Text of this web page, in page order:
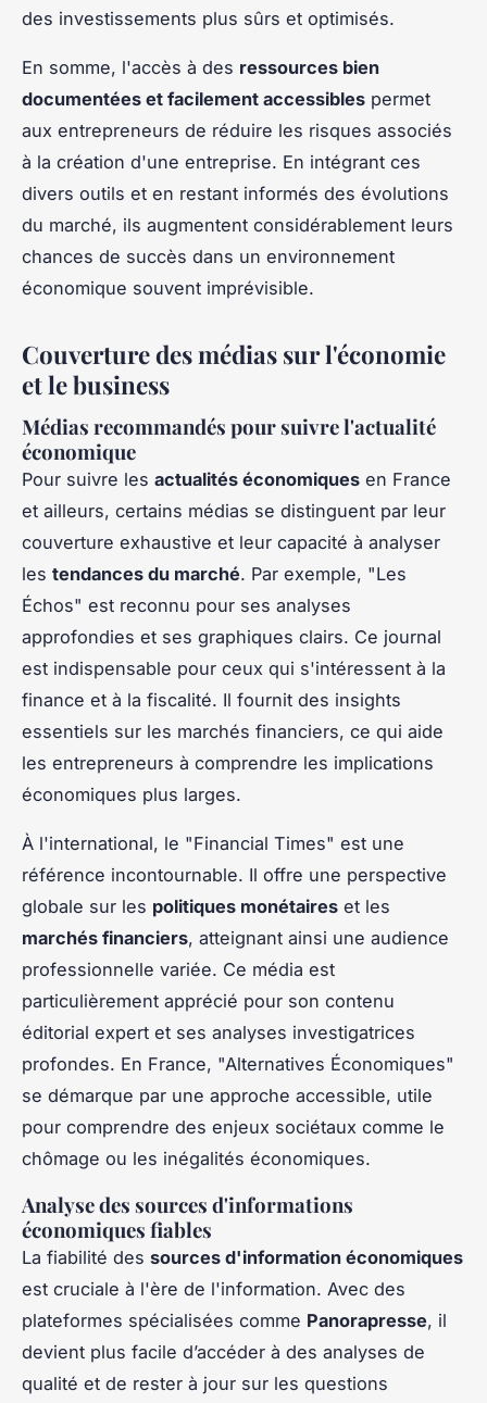
des investissements plus sûrs et optimisés.
En somme, l'accès à des ressources bien
documentées et facilement accessibles permet
aux entrepreneurs de réduire les risques associés
à la création d'une entreprise. En intégrant ces
divers outils et en restant informés des évolutions
du marché, ils augmentent considérablement leurs
chances de succès dans un environnement
économique souvent imprévisible.
Couverture des médias sur l'économie
et le business
Médias recommandés pour suivre l'actualité
économique
Pour suivre les actualités économiques en France
et ailleurs, certains médias se distinguent par leur
couverture exhaustive et leur capacité à analyser
les tendances du marché. Par exemple, "Les
Échos" est reconnu pour ses analyses
approfondies et ses graphiques clairs. Ce journal
est indispensable pour ceux qui s'intéressent à la
finance et à la fiscalité. Il fournit des insights
essentiels sur les marchés financiers, ce qui aide
les entrepreneurs à comprendre les implications
économiques plus larges.
À l'international, le "Financial Times" est une
référence incontournable. Il offre une perspective
globale sur les politiques monétaires et les
marchés financiers, atteignant ainsi une audience
professionnelle variée. Ce média est
particulièrement apprécié pour son contenu
éditorial expert et ses analyses investigatrices
profondes. En France, "Alternatives Économiques"
se démarque par une approche accessible, utile
pour comprendre des enjeux sociétaux comme le
chômage ou les inégalités économiques.
Analyse des sources d'informations
économiques fiables
La fiabilité des sources d'information économiques
est cruciale à l'ère de l'information. Avec des
plateformes spécialisées comme Panorapresse, il
devient plus facile d’accéder à des analyses de
qualité et de rester à jour sur les questions